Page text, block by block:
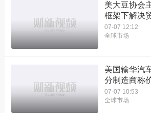
美大豆协会
框架下解决
07-07 12:12
全球市场
美国输华汽
分制造商称
07-07 10:53
全球市场